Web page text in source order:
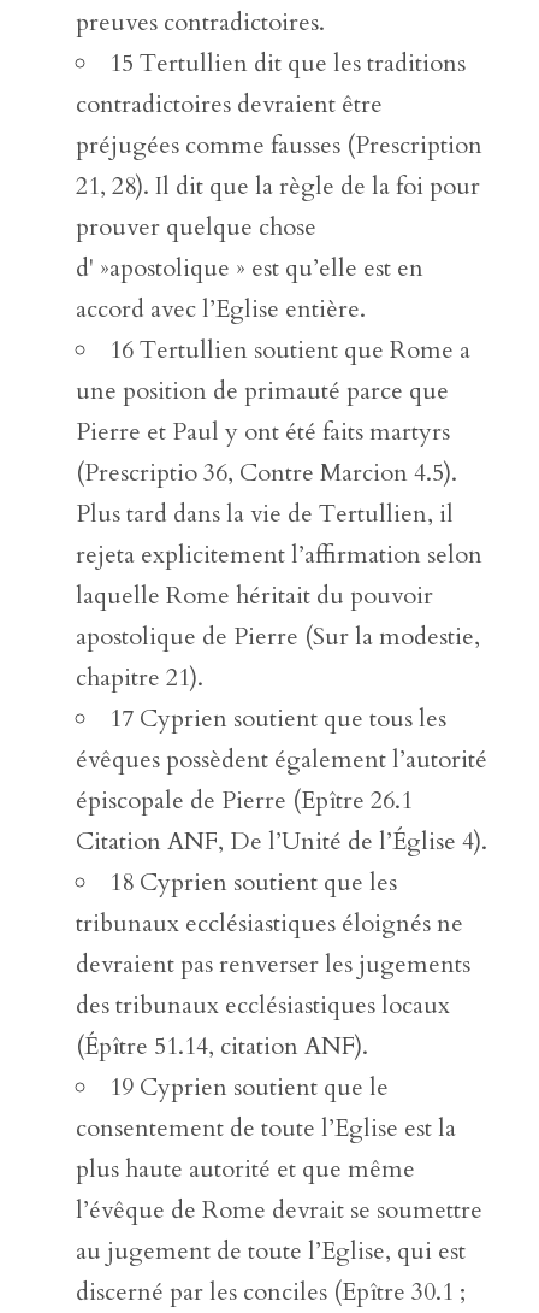
preuves contradictoires.
15 Tertullien dit que les traditions
contradictoires devraient être
préjugées comme fausses (Prescription
21, 28). Il dit que la règle de la foi pour
prouver quelque chose
d' »apostolique » est qu’elle est en
accord avec l’Eglise entière.
16 Tertullien soutient que Rome a
une position de primauté parce que
Pierre et Paul y ont été faits martyrs
(Prescriptio 36, Contre Marcion 4.5).
Plus tard dans la vie de Tertullien, il
rejeta explicitement l’affirmation selon
laquelle Rome héritait du pouvoir
apostolique de Pierre (Sur la modestie,
chapitre 21).
17 Cyprien soutient que tous les
évêques possèdent également l’autorité
épiscopale de Pierre (Epître 26.1
Citation ANF, De l’Unité de l’Église 4).
18 Cyprien soutient que les
tribunaux ecclésiastiques éloignés ne
devraient pas renverser les jugements
des tribunaux ecclésiastiques locaux
(Épître 51.14, citation ANF).
19 Cyprien soutient que le
consentement de toute l’Eglise est la
plus haute autorité et que même
l’évêque de Rome devrait se soumettre
au jugement de toute l’Eglise, qui est
discerné par les conciles (Epître 30.1 ;